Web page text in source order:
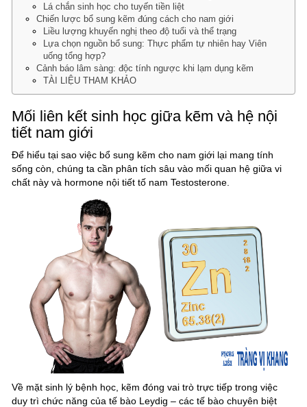
Lá chắn sinh học cho tuyến tiền liệt
Chiến lược bổ sung kẽm đúng cách cho nam giới
Liều lượng khuyến nghị theo độ tuổi và thể trạng
Lựa chọn nguồn bổ sung: Thực phẩm tự nhiên hay Viên
uống tổng hợp?
Cảnh báo lâm sàng: độc tính ngược khi lạm dụng kẽm
TÀI LIỆU THAM KHẢO
Mối liên kết sinh học giữa kẽm và hệ nội
tiết nam giới
Để hiểu tại sao việc bổ sung kẽm cho nam giới lại mang tính
sống còn, chúng ta cần phân tích sâu vào mối quan hệ giữa vi
chất này và hormone nội tiết tố nam Testosterone.
Về mặt sinh lý bệnh học, kẽm đóng vai trò trực tiếp trong việc
duy trì chức năng của tế bào Leydig – các tế bào chuyên biệt